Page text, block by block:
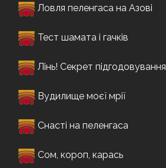
Ловля пеленгаса на Азові
Тест шамата і гачків
Лінь! Секрет підгодовування
Вудилище моєї мрії
Снасті на пеленгаса
Сом, короп, карась